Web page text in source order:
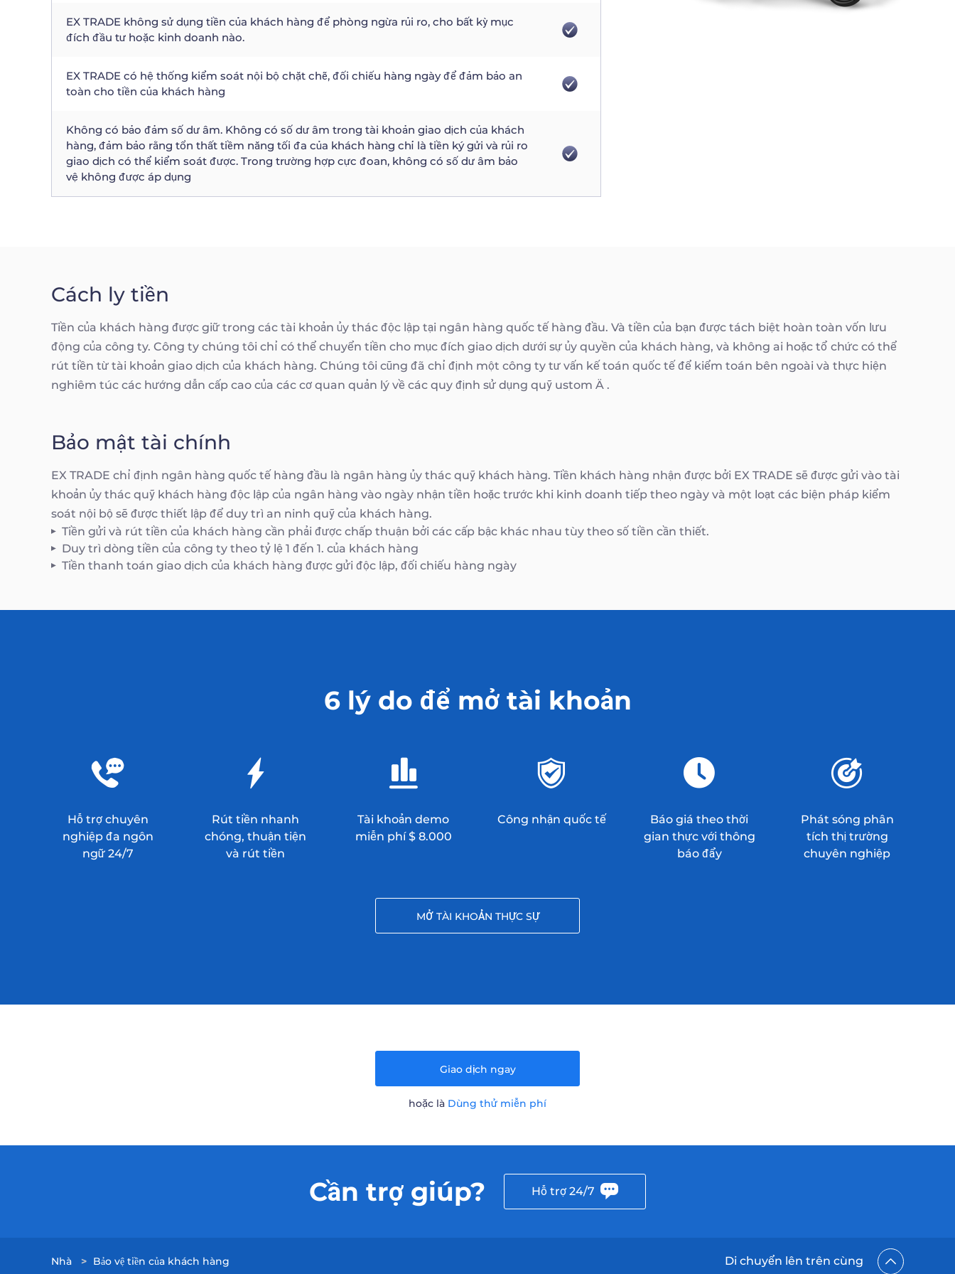
EX TRADE không sử dụng tiền của khách hàng để phòng ngừa rủi ro, cho bất kỳ mục
đích đầu tư hoặc kinh doanh nào.
EX TRADE có hệ thống kiểm soát nội bộ chặt chẽ, đối chiếu hàng ngày để đảm bảo an
toàn cho tiền của khách hàng
Không có bảo đảm số dư âm. Không có số dư âm trong tài khoản giao dịch của khách
hàng, đảm bảo rằng tổn thất tiềm năng tối đa của khách hàng chỉ là tiền ký gửi và rủi ro
giao dịch có thể kiểm soát được. Trong trường hợp cực đoan, không có số dư âm bảo
vệ không được áp dụng
Cách ly tiền
Tiền của khách hàng được giữ trong các tài khoản ủy thác độc lập tại ngân hàng quốc tế hàng đầu. Và tiền của bạn được tách biệt hoàn toàn vốn lưu
động của công ty. Công ty chúng tôi chỉ có thể chuyển tiền cho mục đích giao dịch dưới sự ủy quyền của khách hàng, và không ai hoặc tổ chức có thể
rút tiền từ tài khoản giao dịch của khách hàng. Chúng tôi cũng đã chỉ định một công ty tư vấn kế toán quốc tế để kiểm toán bên ngoài và thực hiện
nghiêm túc các hướng dẫn cấp cao của các cơ quan quản lý về các quy định sử dụng quỹ ustom Ä .
Bảo mật tài chính
EX TRADE chỉ định ngân hàng quốc tế hàng đầu là ngân hàng ủy thác quỹ khách hàng. Tiền khách hàng nhận được bởi EX TRADE sẽ được gửi vào tài
khoản ủy thác quỹ khách hàng độc lập của ngân hàng vào ngày nhận tiền hoặc trước khi kinh doanh tiếp theo ngày và một loạt các biện pháp kiểm
soát nội bộ sẽ được thiết lập để duy trì an ninh quỹ của khách hàng.
Tiền gửi và rút tiền của khách hàng cần phải được chấp thuận bởi các cấp bậc khác nhau tùy theo số tiền cần thiết.
Duy trì dòng tiền của công ty theo tỷ lệ 1 đến 1. của khách hàng
Tiền thanh toán giao dịch của khách hàng được gửi độc lập, đối chiếu hàng ngày
6 lý do để mở tài khoản
Hỗ trợ chuyên
nghiệp đa ngôn
ngữ 24/7
Rút tiền nhanh
chóng, thuận tiện
và rút tiền
Tài khoản demo
miễn phí $ 8.000
Công nhận quốc tế
Báo giá theo thời
gian thực với thông
báo đẩy
Phát sóng phân
tích thị trường
chuyên nghiệp
MỞ TÀI KHOẢN THỰC SỰ
Giao dịch ngay
hoặc là Dùng thử miễn phí
Cần trợ giúp? Hỗ trợ 24/7
Nhà > Bảo vệ tiền của khách hàng Di chuyển lên trên cùng